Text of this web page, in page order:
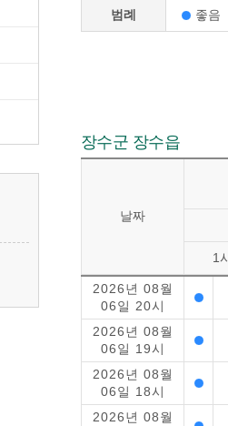
범례 좋음
장수군 장수읍
날짜
1
2026년 08월
06일 20시
2026년 08월
06일 19시
2026년 08월
06일 18시
2026년 08월